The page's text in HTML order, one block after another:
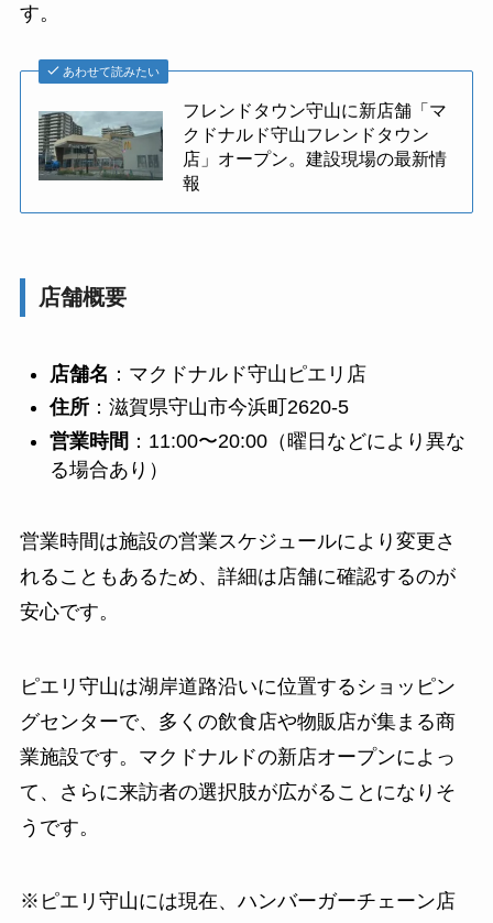
す。
あわせて読みたい
フレンドタウン守山に新店舗「マ
クドナルド守山フレンドタウン
店」オープン。建設現場の最新情
報
店舗概要
店舗名 ：マクドナルド守山ピエリ店
住所：滋賀県守山市今浜町2620-5
営業時間 ：11:00〜20:00（曜日などにより異な
る場合あり）
営業時間は施設の営業スケジュールにより変更さ
れることもあるため、詳細は店舗に確認するのが
安心です。
ピエリ守山は湖岸道路沿いに位置するショッピン
グセンターで、多くの飲食店や物販店が集まる商
業施設です。マクドナルドの新店オープンによっ
て、さらに来訪者の選択肢が広がることになりそ
うです。
※ピエリ守山には現在、ハンバーガーチェーン店